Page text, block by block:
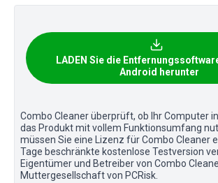
LADEN Sie die
Android herunter
Combo Cleaner überprüft, ob Ihr Computer
das Produkt mit vollem Funktionsumfang
müssen Sie eine Lizenz für Combo Cleaner
Tage beschränkte kostenlose Testversion
Eigentümer und Betreiber von Combo
Muttergesellschaft von PCRisk.